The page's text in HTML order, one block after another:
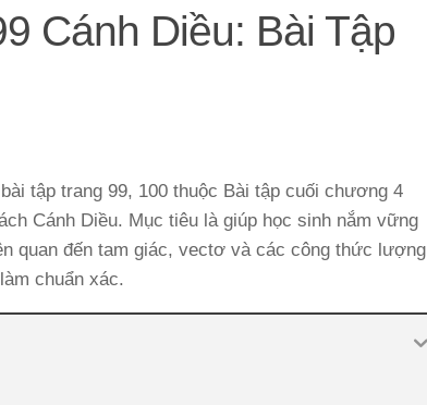
Cánh Diều: Bài Tập
tập trang 99, 100 thuộc Bài tập cuối chương 4
Cánh Diều. Mục tiêu là giúp học sinh nắm vững
quan đến tam giác, vectơ và các công thức lượng
chuẩn xác.